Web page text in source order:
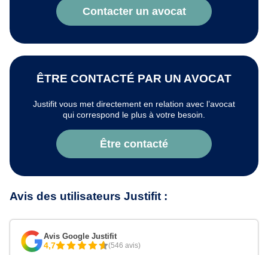
Contacter un avocat
ÊTRE CONTACTÉ PAR UN AVOCAT
Justifit vous met directement en relation avec l’avocat
qui correspond le plus à votre besoin.
Être contacté
Avis des utilisateurs Justifit :
Avis Google Justifit
4,7 (546 avis)